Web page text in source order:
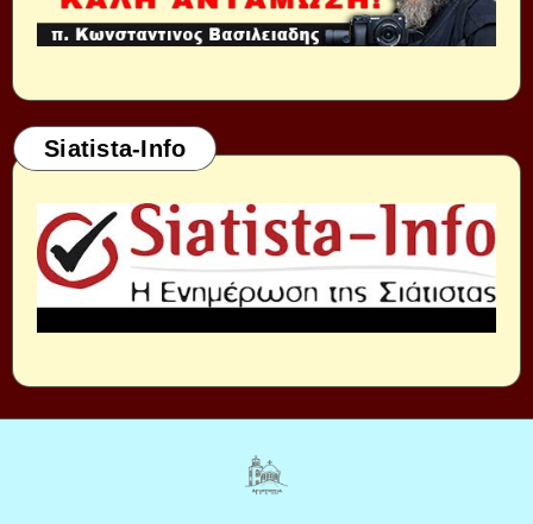
Siatista-Info